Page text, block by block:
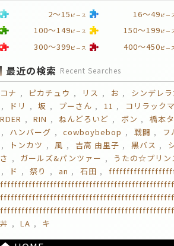
2～15 ピース 16～49ピー
100～149ピース 150～199ピー
300～399ピース 400～450ピー
最近の検索 Recent Searches
コナ ピカチュウ リス お シンデレ
ドリ
坂 プーさん 11 コリラックマ
RDER
RIN ねんどろいど ボン 橋本
ハンバーグ
cowboybebop 戦闘 フ
トンカツ
風 吉高 由里子 黒バス
さ
ガールズ&パンツァー うたの☆プリン
ド
祭り an 石田
丼
LA キ